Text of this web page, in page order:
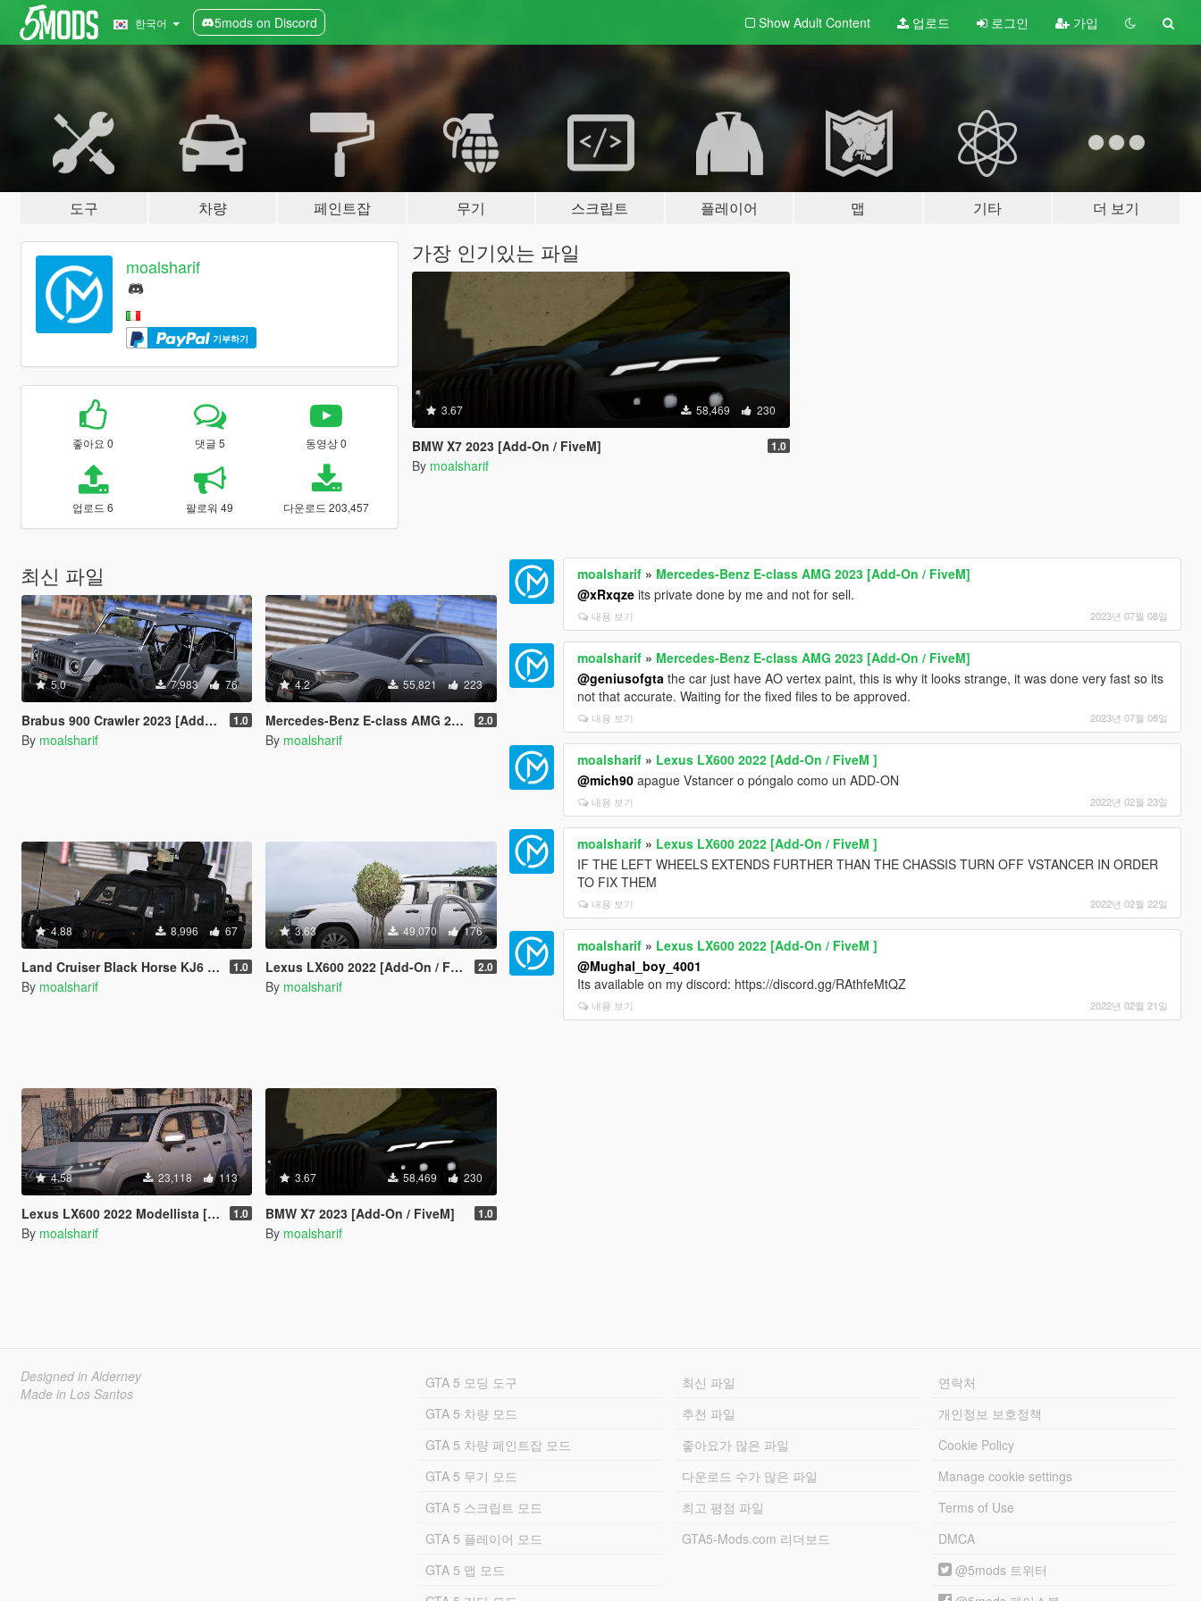
한국어 5mods on Discord Show Adult Content 업로드 로그인 가입
도구 차량 페인트잡 무기 스크립트 플레이어 맵 기타 더 보기
moalsharif
기부하기
좋아요 0 댓글 5 동영상 0
업로드 6 팔로워 49 다운로드 203,457
가장 인기있는 파일
3.67 58,469 230
BMW X7 2023 [Add-On / FiveM] 1.0
By moalsharif
최신 파일
5.0 7,983 76
Brabus 900 Crawler 2023 [Add-On / FiveM] 1.0
By moalsharif
4.2 55,821 223
Mercedes-Benz E-class AMG 2023 [Add-On / FiveM] 2.0
By moalsharif
4.88 8,996 67
Land Cruiser Black Horse KJ6 2022 [Add-On / FiveM] 1.0
By moalsharif
3.63 49,070 176
Lexus LX600 2022 [Add-On / FiveM ] 2.0
By moalsharif
4.58 23,118 113
Lexus LX600 2022 Modellista [Add-On / FiveM] 1.0
By moalsharif
3.67 58,469 230
BMW X7 2023 [Add-On / FiveM] 1.0
By moalsharif
moalsharif » Mercedes-Benz E-class AMG 2023 [Add-On / FiveM]
@xRxqze its private done by me and not for sell.
내용 보기 2023년 07월 08일
moalsharif » Mercedes-Benz E-class AMG 2023 [Add-On / FiveM]
@geniusofgta the car just have AO vertex paint, this is why it looks strange, it was done very fast so its
not that accurate. Waiting for the fixed files to be approved.
내용 보기 2023년 07월 08일
moalsharif » Lexus LX600 2022 [Add-On / FiveM ]
@mich90 apague Vstancer o póngalo como un ADD-ON
내용 보기 2022년 02월 23일
moalsharif » Lexus LX600 2022 [Add-On / FiveM ]
IF THE LEFT WHEELS EXTENDS FURTHER THAN THE CHASSIS TURN OFF VSTANCER IN ORDER
TO FIX THEM
내용 보기 2022년 02월 22일
moalsharif » Lexus LX600 2022 [Add-On / FiveM ]
@Mughal_boy_4001
Its available on my discord: https://discord.gg/RAthfeMtQZ
내용 보기 2022년 02월 21일
Designed in Alderney
Made in Los Santos
GTA 5 모딩 도구
GTA 5 차량 모드
GTA 5 차량 페인트잡 모드
GTA 5 무기 모드
GTA 5 스크립트 모드
GTA 5 플레이어 모드
GTA 5 맵 모드
최신 파일
추천 파일
좋아요가 많은 파일
다운로드 수가 많은 파일
최고 평점 파일
GTA5-Mods.com 리더보드
연락처
개인정보 보호정책
Cookie Policy
Manage cookie settings
Terms of Use
DMCA
@5mods 트위터